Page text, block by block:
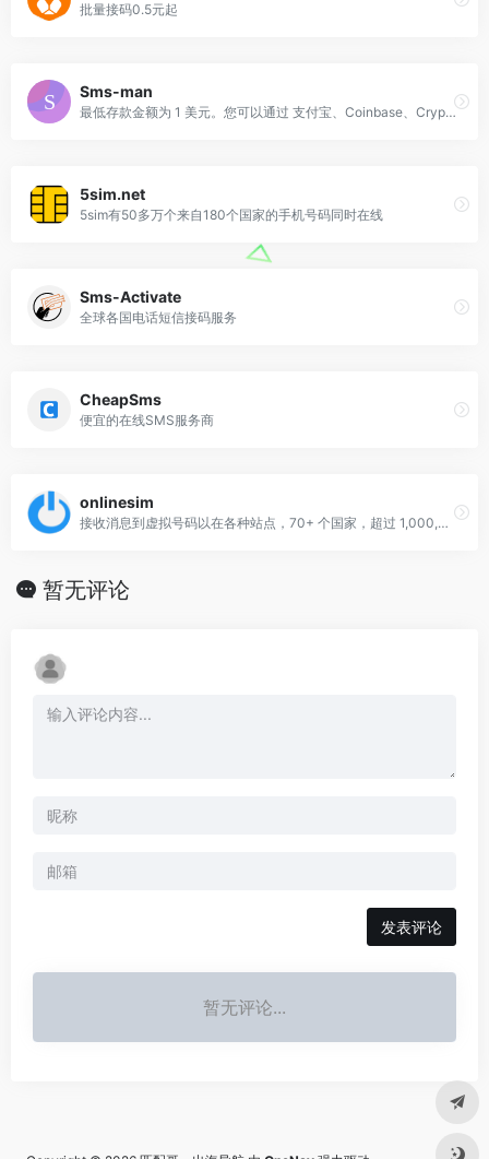
批量接码0.5元起
Sms-man
最低存款金额为 1 美元。您可以通过 支付宝、Coinbase、Cryptomus、Payeer 和 AdvCash 充值此金额。
5sim.net
5sim有50多万个来自180个国家的手机号码同时在线
Sms-Activate
全球各国电话短信接码服务
CheapSms
便宜的在线SMS服务商
onlinesim
接收消息到虚拟号码以在各种站点，70+ 个国家，超过 1,000,000 个虚拟号码
暂无评论
发表评论
暂无评论...